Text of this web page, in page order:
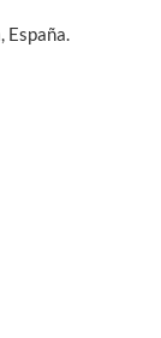
España.